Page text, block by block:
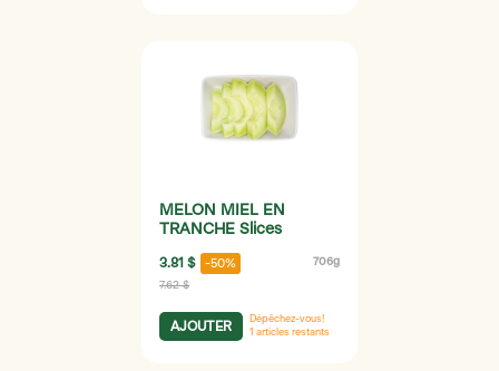
MELON MIEL EN
TRANCHE Slices
3.81 $ -50% 706g
7.62 $
AJOUTER
Dépêchez-vous!
1 articles restants